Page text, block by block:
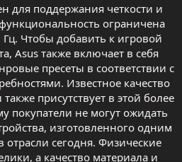
для поддержания четкости и
ограничена
Чтобы добавить к игровой
Asus также включает в себя
пресеты в соответствии с
Известное качество
присутствует в этой более
покупатели не могут ожидать
изготовленного одним
сегодня. Физические
а качество материала и